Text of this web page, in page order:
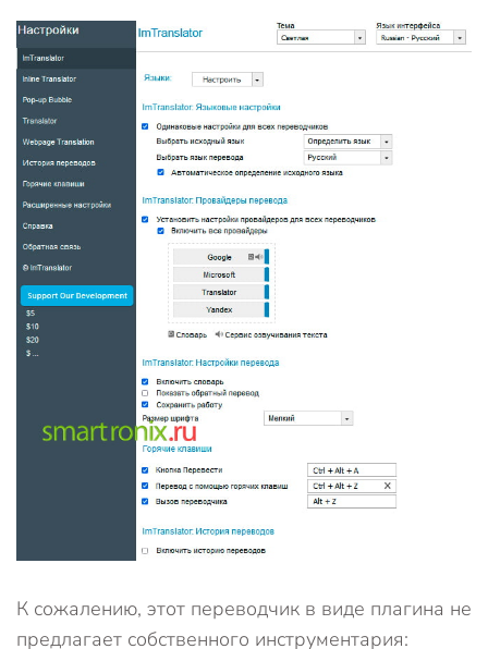
К сожалению, этот переводчик в виде плагина не
предлагает собственного инструментария: